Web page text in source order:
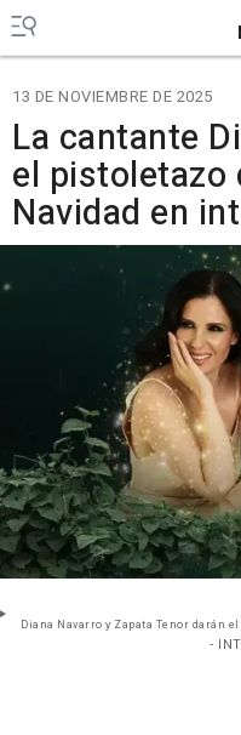
13 DE NOVIEMBRE DE 2025
La cantante
el pistoletazo
Navidad en
Diana Navarro y Zapata Tenor darán
-